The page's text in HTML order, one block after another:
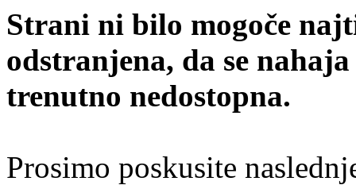
Strani ni bilo mogoče
odstranjena, da se
trenutno nedostopna.
Prosimo poskusite